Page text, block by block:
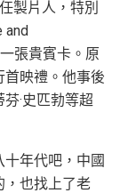
製片人，特別
and
張貴賓卡。原
映禮。他事後
·史匹勃等超
年代吧，中國
，也找上了老